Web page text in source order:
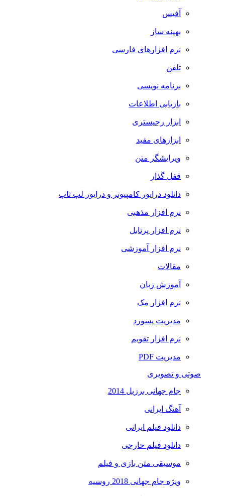
آفیس
بهینه ساز
نرم افزارهای فارسی
تلفن
برنامه نویسی
بازیابی اطلاعات
ابزار رجیستری
ابزارهای مفید
ویرایشگر متن
قفل گذار
دانلود درایور کامپیوتر و درایور لپ تاپ
نرم افزار مذهبی
نرم افزار پرتابل
نرم افزار آموزشی
مقالات
آموزش زبان
نرم افزار مک
مدیریت پسورد
نرم افزار تقویم
مدیریت PDF
صوتی و تصویری
جام جهانی برزیل 2014
آهنگ ایرانی
دانلود فیلم ایرانی
دانلود فیلم خارجی
موسیقی متن بازی و فیلم
ویژه جام جهانی 2018 روسیه